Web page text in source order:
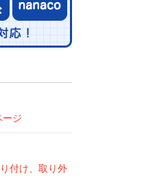
ージ
付け、取り外